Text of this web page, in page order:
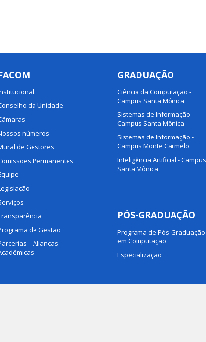
da Unidade
números
de Gestores
Permanentes
de Gestão
– Alianças
GRADUAÇÃO
Ciência da Computação -
Campus Santa Mônica
Sistemas de Informação -
Campus Santa Mônica
Sistemas de Informação -
Campus Monte Carmelo
Inteligência Artificial - Campus
Santa Mônica
PÓS-GRADUAÇÃO
Programa de Pós-Graduação
em Computação
Especialização